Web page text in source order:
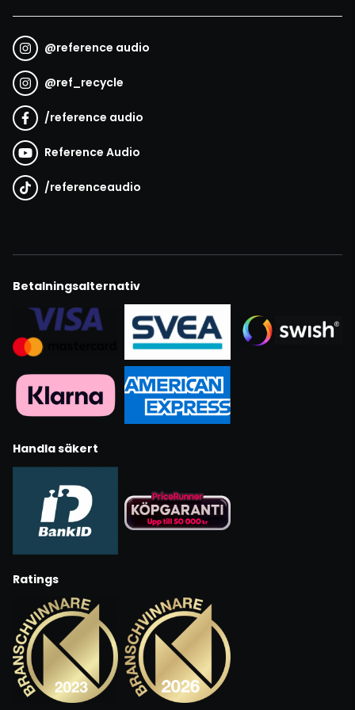
@reference audio
@ref_recycle
/reference audio
Reference Audio
/referenceaudio
Betalningsalternativ
Handla säkert
Ratings